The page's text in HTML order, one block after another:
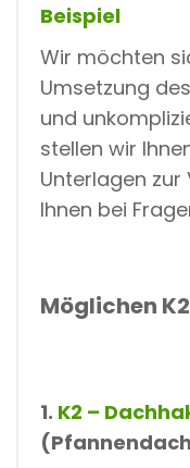
Beispiel
Wir möchten
Umsetzung
und
stellen wir
Unterlagen
Ihnen bei
Möglichen
1. K2 –